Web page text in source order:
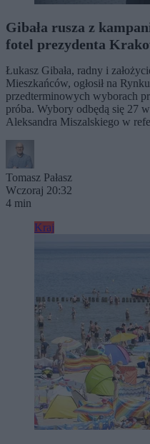
Gibała rusza z
fotel prezydenta
Łukasz Gibała, radny i
Mieszkańców, ogłosił na
przedterminowych wyborach
próba. Wybory odbędą się 27
Aleksandra Miszalskiego w
Tomasz Pałasz
Wczoraj 20:32
4 min
Kraj